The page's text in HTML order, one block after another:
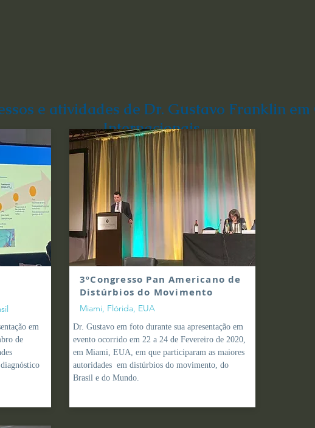
e atividades de Dr. Gustavo Franklin em
Internacionais
em
de
3ºCongresso Pan Americano de
Distúrbios do Movimento
Miami, Flórida, EUA
Dr. Gustavo em foto durante sua apresentação em
evento ocorrido em 22 a 24 de Fevereiro de 2020,
em Miami, EUA, em que participaram as maiores
autoridades em distúrbios do movimento, do
Brasil e do Mundo.